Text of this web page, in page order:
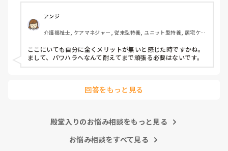
6月入社して最初は違い過ぎる事ばかりで
戸惑い、仕事を覚えるのが大変でしたが、
介護の仕事だけに集中出来る今の職場は
有難いなと感謝しています。
皆さんの転職する決め手は何ですか？
アンジ
介護福祉士, ケアマネジャー, 従来型特養, ユニット型特養, 居宅ケア
ここにいても自分に全くメリットが無いと感じた時ですかね。
まして、パワハラへなんて耐えてまで頑張る必要はないです。
回答をもっと見る
殿堂入りのお悩み相談をもっと見る
お悩み相談をすべて見る